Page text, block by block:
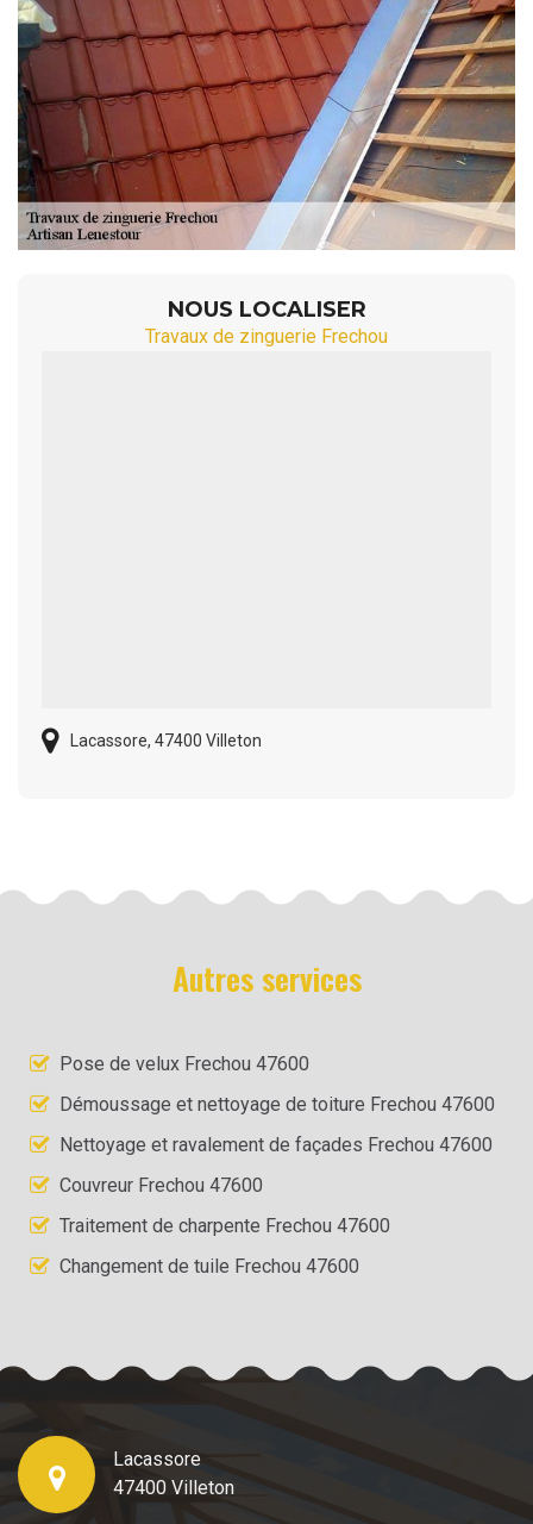
NOUS LOCALISER
Travaux de zinguerie Frechou
Lacassore, 47400 Villeton
Autres services
Pose de velux Frechou 47600
Démoussage et nettoyage de toiture Frechou 47600
Nettoyage et ravalement de façades Frechou 47600
Couvreur Frechou 47600
Traitement de charpente Frechou 47600
Changement de tuile Frechou 47600
Lacassore
47400 Villeton